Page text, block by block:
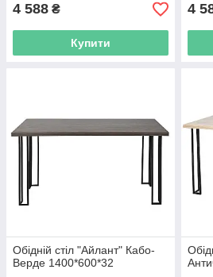
4 588 ₴
Купити
4
Обідній стіл "Айлант" Кабо-
Верде 1400*600*32